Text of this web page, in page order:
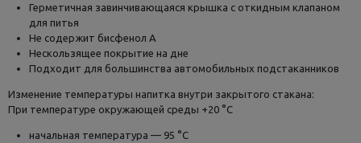
Герметичная завинчивающаяся крышка с откидным клапаном
для питья
Не содержит бисфенол А
Нескользящее покрытие на дне
Подходит для большинства автомобильных подстаканников
Изменение температуры напитка внутри закрытого стакана:
При температуре окружающей среды +20 °С
начальная температура — 95 °С